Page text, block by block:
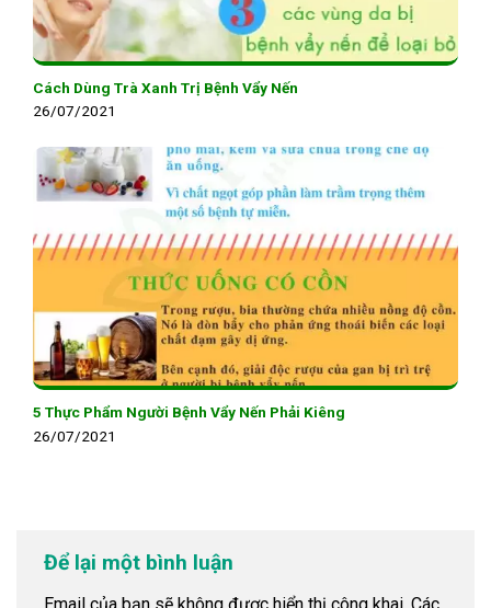
Cách Dùng Trà Xanh Trị Bệnh Vẩy Nến
26/07/2021
5 Thực Phẩm Người Bệnh Vẩy Nến Phải Kiêng
26/07/2021
Để lại một bình luận